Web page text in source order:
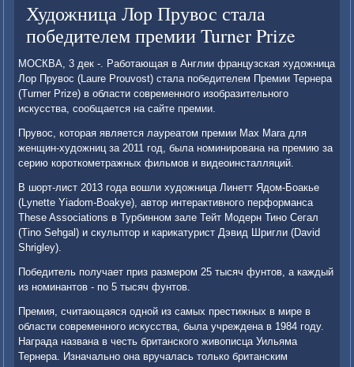
Художница Лор Прувос стала
победителем премии Turner Prize
МОСКВА, 3 дек -. Работающая в Англии французская художница
Лор Прувос (Laure Prouvost) стала победителем Премии Тернера
(Turner Prize) в области современного изобразительного
искусства, сообщается на сайте премии.
Прувос, которая является лауреатом премии Max Mara для
женщин-художниц за 2011 год, была номинирована на премию за
серию короткометражных фильмов и видеоинсталляций.
В шорт-лист 2013 года вошли художница Линетт Ядом-Боакье
(Lynette Yiadom-Boakye), автор интерактивного перформанса
These Associations в Турбинном зале Тейт Модерн Тино Сегал
(Tino Sehgal) и скульптор и карикатурист Дэвид Шригли (David
Shrigley).
Победитель получает приз размером 25 тысяч фунтов, а каждый
из номинантов - по 5 тысяч фунтов.
Премия, считающаяся одной из самых престижных в мире в
области современного искусства, была учреждена в 1984 году.
Награда названа в честь британского живописца Уильяма
Тернера. Изначально она вручалась только британским